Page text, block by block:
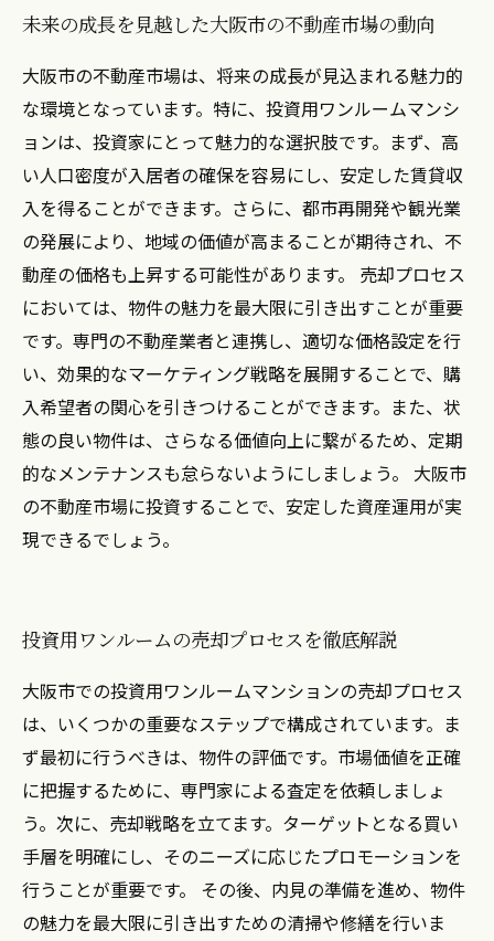
未来の成長を見越した大阪市の不動産市場の動向
大阪市の不動産市場は、将来の成長が見込まれる魅力的
な環境となっています。特に、投資用ワンルームマンシ
ョンは、投資家にとって魅力的な選択肢です。まず、高
い人口密度が入居者の確保を容易にし、安定した賃貸収
入を得ることができます。さらに、都市再開発や観光業
の発展により、地域の価値が高まることが期待され、不
動産の価格も上昇する可能性があります。 売却プロセス
においては、物件の魅力を最大限に引き出すことが重要
です。専門の不動産業者と連携し、適切な価格設定を行
い、効果的なマーケティング戦略を展開することで、購
入希望者の関心を引きつけることができます。また、状
態の良い物件は、さらなる価値向上に繋がるため、定期
的なメンテナンスも怠らないようにしましょう。 大阪市
の不動産市場に投資することで、安定した資産運用が実
現できるでしょう。
投資用ワンルームの売却プロセスを徹底解説
大阪市での投資用ワンルームマンションの売却プロセス
は、いくつかの重要なステップで構成されています。ま
ず最初に行うべきは、物件の評価です。市場価値を正確
に把握するために、専門家による査定を依頼しましょ
う。次に、売却戦略を立てます。ターゲットとなる買い
手層を明確にし、そのニーズに応じたプロモーションを
行うことが重要です。 その後、内見の準備を進め、物件
の魅力を最大限に引き出すための清掃や修繕を行いま